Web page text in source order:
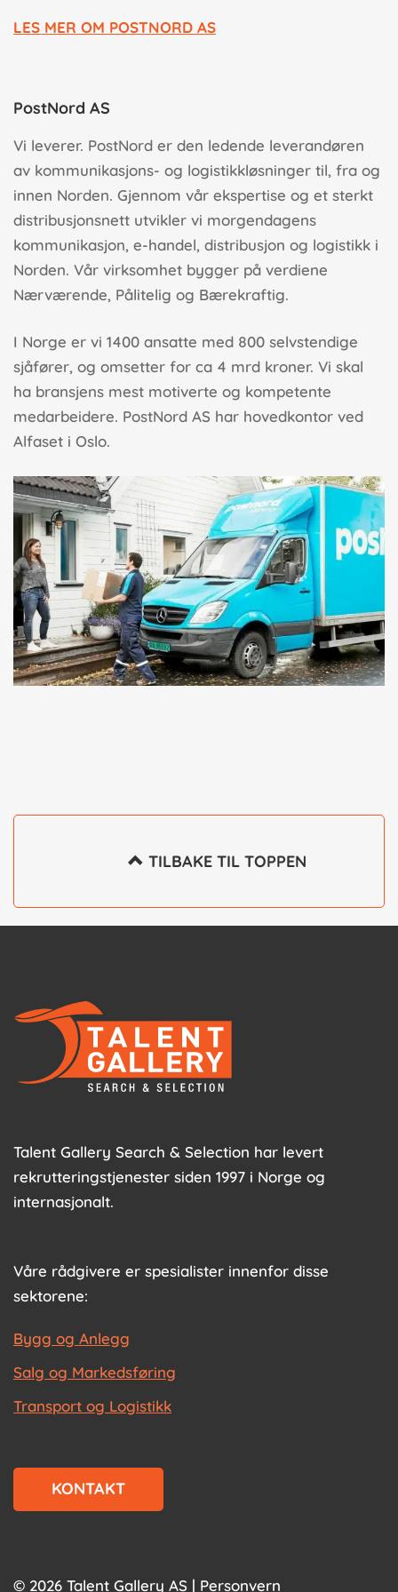
LES MER OM POSTNORD AS
PostNord AS
Vi leverer. PostNord er den ledende leverandøren
av kommunikasjons- og logistikkløsninger til, fra og
innen Norden. Gjennom vår ekspertise og et sterkt
distribusjonsnett utvikler vi morgendagens
kommunikasjon, e-handel, distribusjon og logistikk i
Norden. Vår virksomhet bygger på verdiene
Nærværende, Pålitelig og Bærekraftig.
I Norge er vi 1400 ansatte med 800 selvstendige
sjåfører, og omsetter for ca 4 mrd kroner. Vi skal
ha bransjens mest motiverte og kompetente
medarbeidere. PostNord AS har hovedkontor ved
Alfaset i Oslo.
TILBAKE TIL TOPPEN
Talent Gallery Search & Selection har levert
rekrutteringstjenester siden 1997 i Norge og
internasjonalt.
Våre rådgivere er spesialister innenfor disse
sektorene:
Bygg og Anlegg
Salg og Markedsføring
Transport og Logistikk
KONTAKT
© 2026 Talent Gallery AS | Personvern